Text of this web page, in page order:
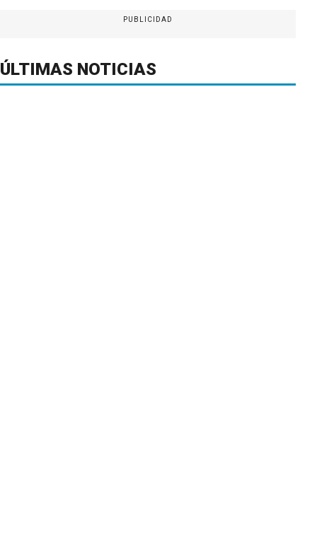
PUBLICIDAD
ÚLTIMAS NOTICIAS